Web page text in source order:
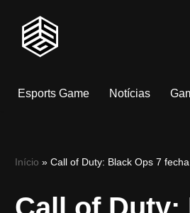
Pular
conteúdo
Esports Game Notícias
Início » Call of Duty: Black Ops 7